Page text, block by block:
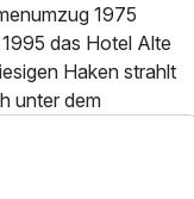
1975
das Hotel Alte
Haken strahlt
unter dem
und verleihen